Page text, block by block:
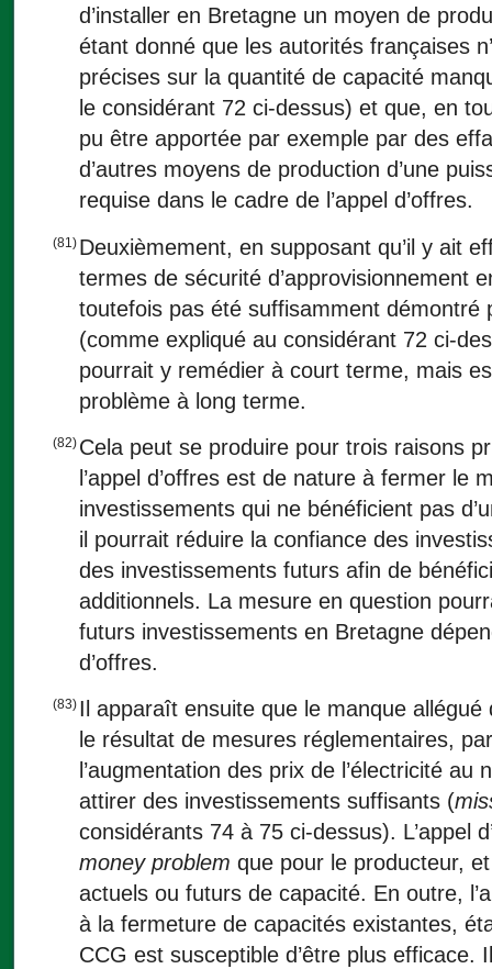
d’installer en Bretagne un moyen de
étant donné que les autorités françaises
précises sur la quantité de capacité
le considérant 72 ci-dessus) et que, en
pu être apportée par exemple par des
d’autres moyens de production d’une
requise dans le cadre de l’appel d’offres.
(81) Deuxièmement, en supposant qu’il y ait
termes de sécurité d’approvisionnement
toutefois pas été suffisamment démontré
(comme expliqué au considérant 72 ci-
pourrait y remédier à court terme, mais
problème à long terme.
(82) Cela peut se produire pour trois raisons
l’appel d’offres est de nature à fermer le
investissements qui ne bénéficient pas
il pourrait réduire la confiance des
des investissements futurs afin de
additionnels. La mesure en question
futurs investissements en Bretagne
d’offres.
(83) Il apparaît ensuite que le manque
le résultat de mesures réglementaires,
l’augmentation des prix de l’électricité au
attirer des investissements suffisants (
considérants 74 à 75 ci-dessus). L’appel
money problem que pour le producteur,
actuels ou futurs de capacité. En outre,
à la fermeture de capacités existantes,
CCG est susceptible d’être plus efficace.